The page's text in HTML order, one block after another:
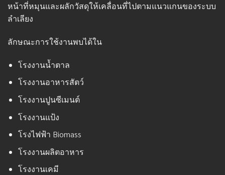
หน้าที่หมุนและผลักวัสดุให้เคลื่อนที่ไปตามแนวแกนของระบบ
ลำเลียง
ลักษณะการใช้งานพบได้ใน
โรงงานน้ำตาล
โรงงานอาหารสัตว์
โรงงานปูนซีเมนต์
โรงงานแป้ง
โรงไฟฟ้า Biomass
โรงงานผลิตอาหาร
โรงงานเคมี